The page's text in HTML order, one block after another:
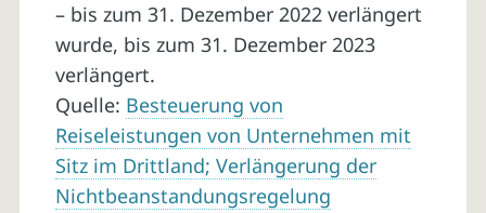
– bis zum 31. Dezember 2022 verlängert
wurde, bis zum 31. Dezember 2023
verlängert.
Quelle: Besteuerung von
Reiseleistungen von Unternehmen mit
Sitz im Drittland; Verlängerung der
Nichtbeanstandungsregelung